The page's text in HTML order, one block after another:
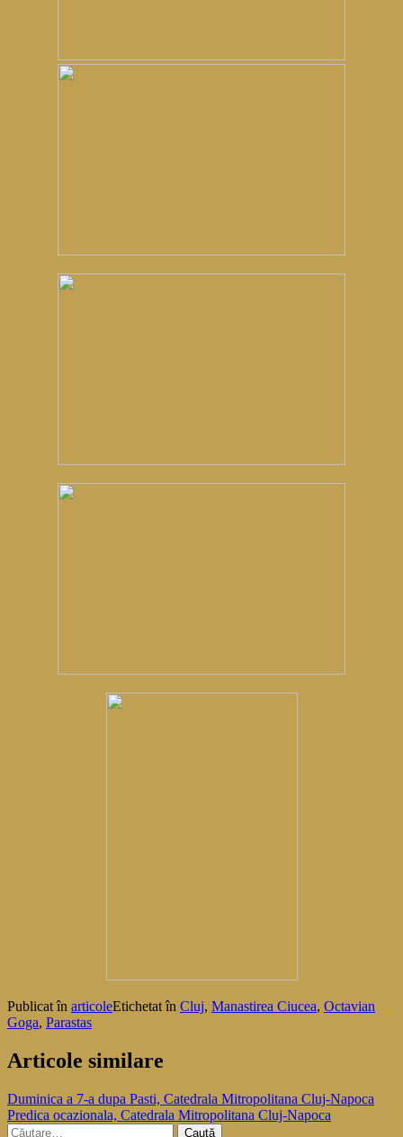
Publicat în articoleEtichetat în Cluj, Manastirea Ciucea, Octavian
Goga, Parastas
Articole similare
Navigare
în
Duminica a 7-a dupa Pasti, Catedrala Mitropolitana Cluj-Napoca
Predica ocazionala, Catedrala Mitropolitana Cluj-Napoca
Caută